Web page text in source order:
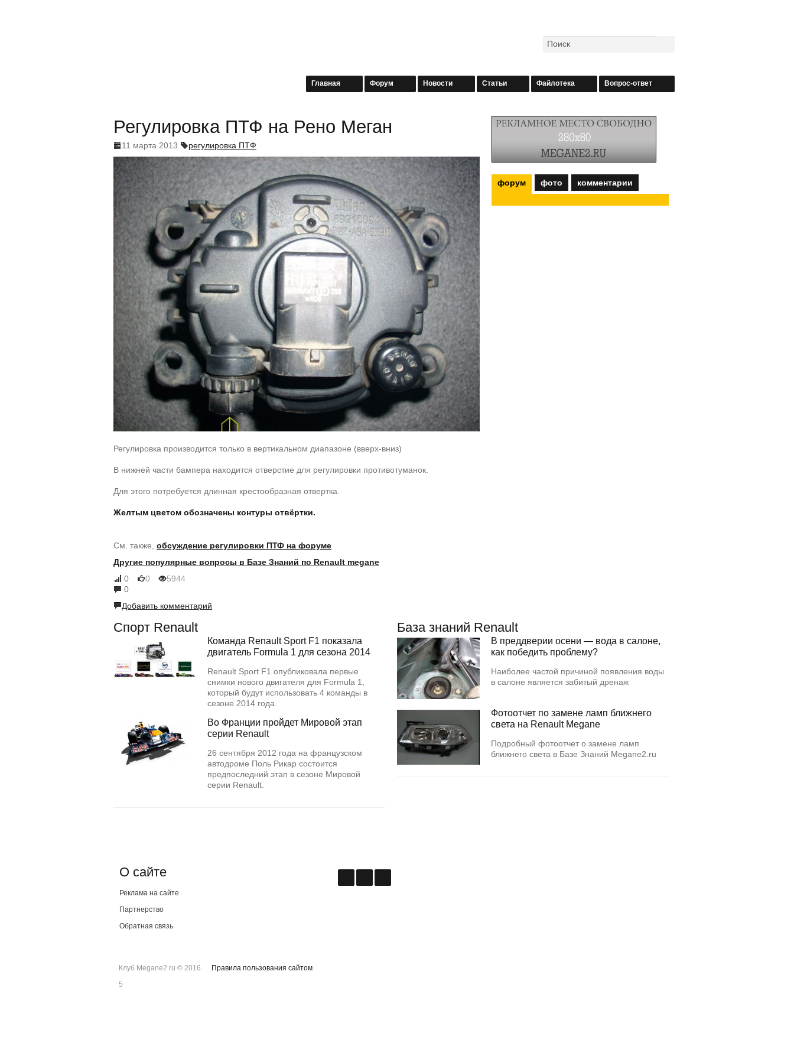
Главная Форум Новости Статьи Файлотека Вопрос-ответ
Регулировка ПТФ на Рено Меган
11 марта 2013 регулировка ПТФ
Регулировка производится только в вертикальном диапазоне (вверх-вниз)
В нижней части бампера находится отверстие для регулировки противотуманок.
Для этого потребуется длинная крестообразная отвертка.
Желтым цветом обозначены контуры отвёртки.
См. также, обсуждение регулировки ПТФ на форуме
Другие популярные вопросы в Базе Знаний по Renault megane
0
0
5944
0
Добавить комментарий
форум фото комментарии
Спорт Renault
Команда Renault Sport F1 показала
двигатель Formula 1 для сезона 2014
Renault Sport F1 опубликовала первые
снимки нового двигателя для Formula 1,
который будут использовать 4 команды в
сезоне 2014 года.
Во Франции пройдет Мировой этап
серии Renault
26 сентября 2012 года на французском
автодроме Поль Рикар состоится
предпоследний этап в сезоне Мировой
серии Renault.
База знаний Renault
В преддверии осени — вода в салоне,
как победить проблему?
Наиболее частой причиной появления воды
в салоне является забитый дренаж
Фотоотчет по замене ламп ближнего
света на Renault Megane
Подробный фотоотчет о замене ламп
ближнего света в Базе Знаний Megane2.ru
О сайте
Реклама на сайте
Партнерство
Обратная связь
Клуб Megane2.ru © 2016
Правила пользования сайтом
5